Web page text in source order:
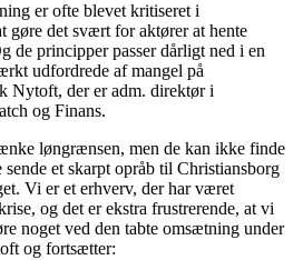
er ofte blevet kritiseret i
gøre det svært for aktører at hente
de principper passer dårligt ned i en
udfordrede af mangel på
Nytoft, der er adm. direktør i
og Finans.
løngrænsen, men de kan ikke finde
et skarpt opråb til Christiansborg
Vi er et erhverv, der har været
og det er ekstra frustrerende, at vi
noget ved den tabte omsætning under
og fortsætter: